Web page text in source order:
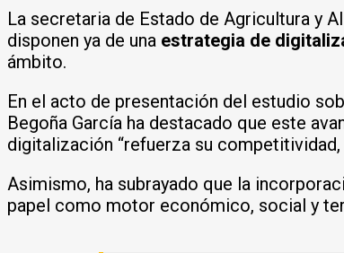
La secretaria de Estado de Agricultura y
disponen ya de una estrategia de
ámbito.
En el acto de presentación del estudio
Begoña García ha destacado que este
digitalización “refuerza su
Asimismo, ha subrayado que la
papel como motor económico, social y